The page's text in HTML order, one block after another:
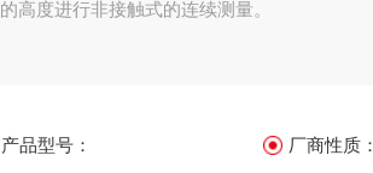
的高度进行非接触式的连续测量。
产品型号： 厂商性质：